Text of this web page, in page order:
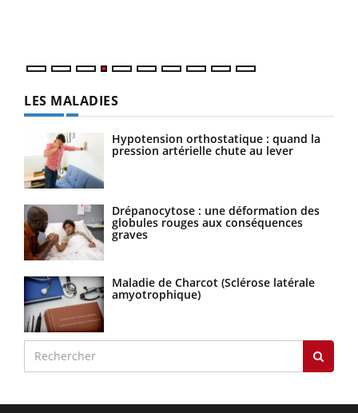
LES MALADIES
Hypotension orthostatique : quand la
pression artérielle chute au lever
Drépanocytose : une déformation des
globules rouges aux conséquences
graves
Maladie de Charcot (Sclérose latérale
amyotrophique)